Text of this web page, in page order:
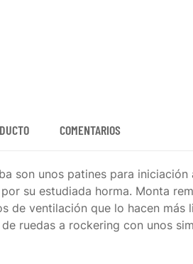
COMENTARIOS
son unos patines para
su estudiada horma. Monta
de ventilación que lo hacen
ruedas a rockering con unos